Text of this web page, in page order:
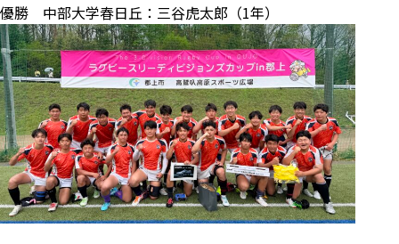
優勝 中部大学春日丘：三谷虎太郎（1年）